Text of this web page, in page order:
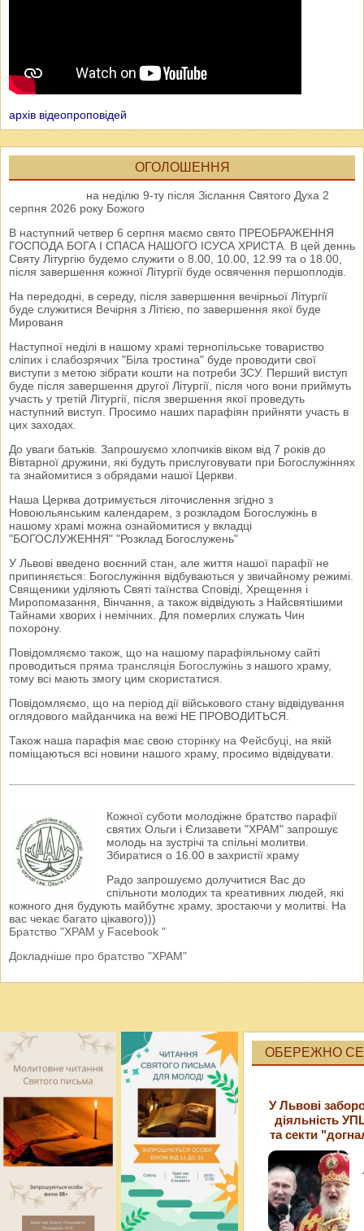
архів відеопроповідей
ОГОЛОШЕННЯ
на неділю 9-ту після Зіслання Святого Духа 2
серпня 2026 року Божого
В наступний четвер 6 серпня маємо свято ПРЕОБРАЖЕННЯ
ГОСПОДА БОГА І СПАСА НАШОГО ІСУСА ХРИСТА. В цей деннь
Святу Літургію будемо служити о 8.00, 10.00, 12.99 та о 18.00,
після завершення кожної Літургії буде освячення першоплодів.
На передодні, в середу, після завершення вечірньої Літургії
буде служитися Вечірня з Літією, по завершення якої буде
Мированя
Наступної неділі в нашому храмі тернопільське товариство
сліпих і слабозрячих "Біла тростина" буде проводити свої
виступи з метою зібрати кошти на потреби ЗСУ. Перший виступ
буде після завершення другої Літургії, після чого вони приймуть
участь у третій Літургії, після звершення якої проведуть
наступний виступ. Просимо наших парафіян прийняти участь в
цих заходах.
До уваги батьків. Запрошуємо хлопчиків віком від 7 років до
Вівтарної дружини, які будуть прислуговувати при Богослужіннях
та знайомитися з обрядами нашої Церкви.
Наша Церква дотримується літочислення згідно з
Новоюльянським календарем, з розкладом Богослужінь в
нашому храмі можна ознайомитися у вкладці
"БОГОСЛУЖЕННЯ" "Розклад Богослужень"
У Львові введено воєнний стан, але життя нашої парафії не
припиняється: Богослужіння відбуваються у звичайному режимі.
Священики уділяють Святі таїнства Сповіді, Хрещення і
Миропомазання, Вінчання, а також відвідують з Найсвятішими
Тайнами хворих і немічних. Для померлих служать Чин
похорону.
Повідомляємо також, що на нашому парафіяльному сайті
проводиться пряма трансляція Богослужінь з нашого храму,
тому всі мають змогу цим скористатися.
Повідомляємо, що на період дії військового стану відвідування
оглядового майданчика на вежі НЕ ПРОВОДИТЬСЯ.
Також наша парафія має свою сторінку на Фейсбуці, на якій
поміщаються всі новини нашого храму, просимо відвідувати.
Кожної суботи молодіжне братство парафії
святих Ольги і Єлизавети "ХРАМ" запрошує
молодь на зустрічі та спільні молитви.
Збиратися о 16.00 в захристії храму
Радо запрошуємо долучитися Вас до
спільноти молодих та креативних людей, які
кожного дня будують майбутнє храму, зростаючи у молитві. На
вас чекає багато цікавого)))
Братство "ХРАМ у Facebook "
Докладніше про братство "ХРАМ"
ОБЕРЕЖНО
У Львові
діяльність
та секти